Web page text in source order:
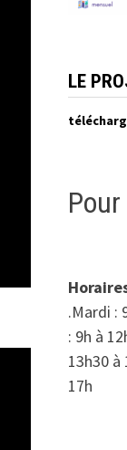
LE
.Mardi
: 9h à
13h30 à